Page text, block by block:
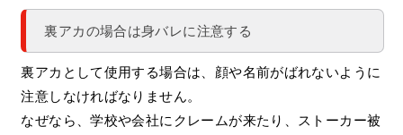
裏アカの場合は身バレに注意する
裏アカとして使用する場合は、顔や名前がばれないように
注意しなければなりません。
なぜなら、学校や会社にクレームが来たり、ストーカー被